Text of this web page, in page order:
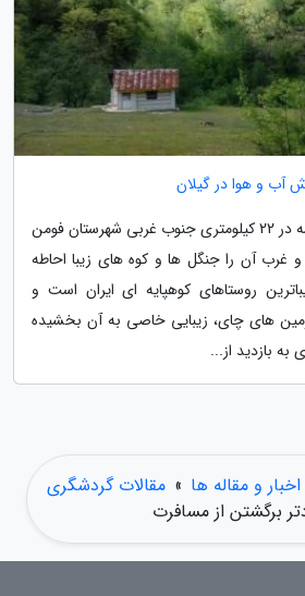
آب و هوا در گیلان
روستای فوشهروستای فوشه در 22 کیلومتری جنوب غربی شهرستان فومن
غرب آن را جنگل ها و کوه های زیبا احاطه
روستاهای کوهپایه ای ایران است و
های چای، زیبایی خاصی به آن بخشیده
بازدید از...
و مقاله ها » مقالات گردشگری
برگشتن از مسافرت